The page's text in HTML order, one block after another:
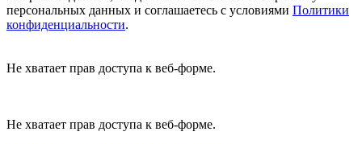
персональных данных и соглашаетесь с условиями Политики
конфиденциальности.
Не хватает прав доступа к веб-форме.
Не хватает прав доступа к веб-форме.